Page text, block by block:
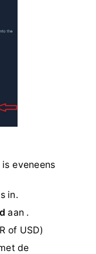
eveneens
in.
aan .
of USD)
de